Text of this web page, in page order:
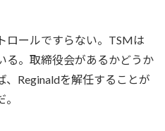
ロールですらない。TSMは
る。取締役会があるかどうか
Reginaldを解任することが